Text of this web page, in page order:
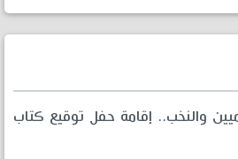
والنخب.. إقامة حفل توقيع كتاب